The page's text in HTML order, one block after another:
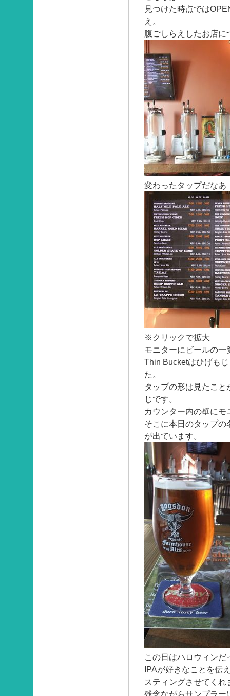
見つけた時点では
え。
腹ごしらえしたお店
変わったタップだなあ
※クリックで拡大
モニターにビールの
Thin Bucketはひげも
た。
タップの形は見たこ
じです。
カウンター内の壁に
そこに本日のタップ
が出ています。
この日はハロウィン
IPAが好きなことを伝
スティングさせてくれ
残念ながらサンプラー